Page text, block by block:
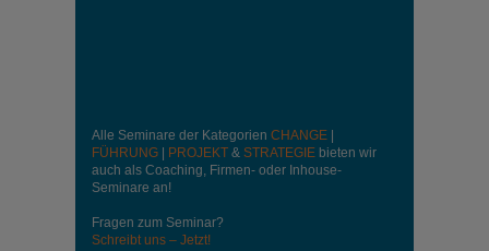
Alle Seminare der Kategorien CHANGE
FÜHRUNG
PROJEKT & STRATEGIE bieten wir
auch als Coaching, Firmen- oder Inhouse-
Seminare an!
Fragen zum Seminar?
Schreibt uns – Jetzt!